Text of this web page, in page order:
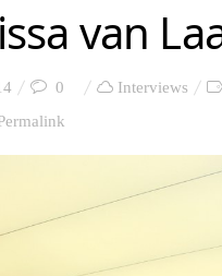
van
0 Interviews